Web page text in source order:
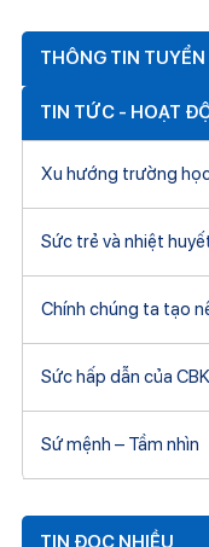
THÔNG TIN TUYỂN
TIN TỨC - HOẠT
Xu hướng trường
Sức trẻ và nhiệt
Chính chúng ta tạo
Sức hấp dẫn của CBK
Sứ mệnh – Tầm nhìn
TIN ĐỌC NHIỀU